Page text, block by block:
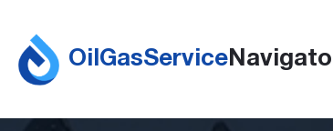
OilGasService